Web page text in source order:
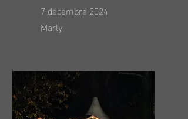
7 décembre 2024
Marly